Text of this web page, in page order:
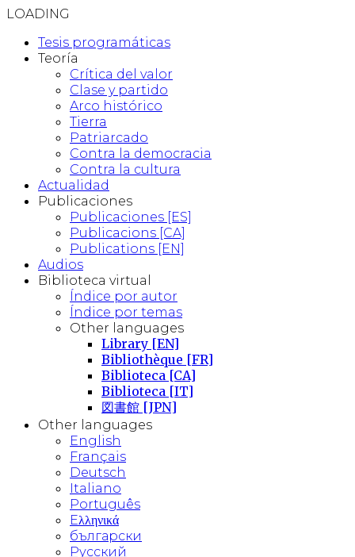
LOADING
Tesis programáticas
Teoría
Crítica del valor
Clase y partido
Arco histórico
Tierra
Patriarcado
Contra la democracia
Contra la cultura
Actualidad
Publicaciones
Publicaciones [ES]
Publicacions [CA]
Publications [EN]
Audios
Biblioteca virtual
Índice por autor
Índice por temas
Other languages
Library [EN]
Bibliothèque [FR]
Biblioteca [CA]
Biblioteca [IT]
図書館 [JPN]
Other languages
English
Français
Deutsch
Italiano
Português
Eλληνικά
български
Русский